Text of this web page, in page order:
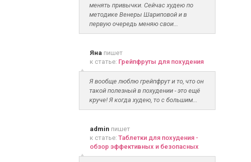
менять привычки. Сейчас худею по
методике Венеры Шариповой и в
первую очередь меняю свои...
Яна пишет
к статье: Грейпфруты для похудения
Я вообще люблю грейпфрут и то, что он
такой полезный в похудении - это ещё
круче! Я когда худею, то с большим...
admin пишет
к статье: Таблетки для похудения -
обзор эффективных и безопасных